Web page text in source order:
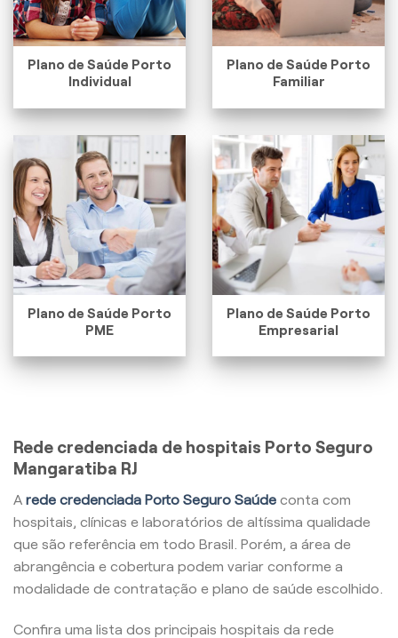
Plano de Saúde Porto
Individual
Plano de Saúde Porto
Familiar
Plano de Saúde Porto
PME
Plano de Saúde Porto
Empresarial
Rede credenciada de hospitais Porto Seguro
Mangaratiba RJ
A rede credenciada Porto Seguro Saúde conta com
hospitais, clínicas e laboratórios de altíssima qualidade
que são referência em todo Brasil. Porém, a área de
abrangência e cobertura podem variar conforme a
modalidade de contratação e plano de saúde escolhido.
Confira uma lista dos principais hospitais da rede